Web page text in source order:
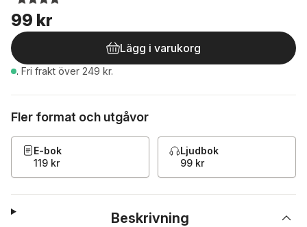
99 kr
Lägg i varukorg
. Fri frakt över 249 kr.
Fler format och utgåvor
E-bok
119 kr
Ljudbok
99 kr
Beskrivning